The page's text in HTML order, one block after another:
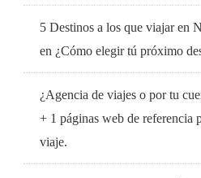
5 Destinos a los que viajar en
en ¿Cómo elegir tú próximo
¿Agencia de viajes o por tu
+ 1 páginas web de referencia
viaje.